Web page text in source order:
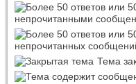
непрочитанными
непрочитанных
Тема